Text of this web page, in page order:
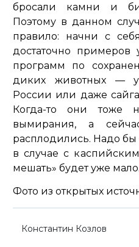
бросали камни и
Поэтому в данном
правило: начни с
достаточно
программ по
диких животных —
России или даже
Когда-то они тоже
вымирания, а
расплодились. Надо
в случае с
мешать» будет уже мало.
Фото из открытых
Константин Козлов